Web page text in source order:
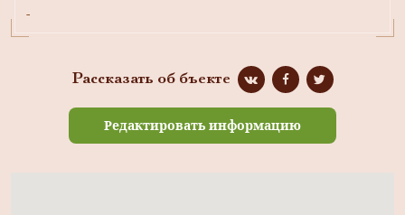
-
Рассказать об бъекте
Редактировать информацию